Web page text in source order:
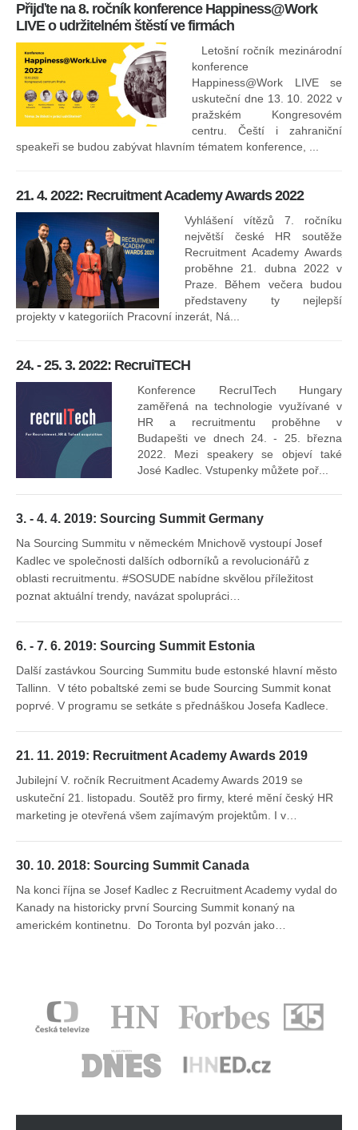
Přijďte na 8. ročník konference Happiness@Work
LIVE o udržitelném štěstí ve firmách
Letošní ročník mezinárodní
konference
Happiness@Work LIVE se
uskuteční dne 13. 10. 2022 v
pražském Kongresovém
centru. Čeští i zahraniční
speakeři se budou zabývat hlavním tématem konference, ...
21. 4. 2022: Recruitment Academy Awards 2022
Vyhlášení vítězů 7. ročníku
největší české HR soutěže
Recruitment Academy Awards
proběhne 21. dubna 2022 v
Praze. Během večera budou
představeny ty nejlepší
projekty v kategoriích Pracovní inzerát, Ná...
24. - 25. 3. 2022: RecruiTECH
Konference RecruITech Hungary
zaměřená na technologie využívané v
HR a recruitmentu proběhne v
Budapešti ve dnech 24. - 25. března
2022. Mezi speakery se objeví také
José Kadlec. Vstupenky můžete poř...
3. - 4. 4. 2019: Sourcing Summit Germany
Na Sourcing Summitu v německém Mnichově vystoupí Josef
Kadlec ve společnosti dalších odborníků a revolucionářů z
oblasti recruitmentu. #SOSUDE nabídne skvělou příležitost
poznat aktuální trendy, navázat spolupráci…
6. - 7. 6. 2019: Sourcing Summit Estonia
Další zastávkou Sourcing Summitu bude estonské hlavní město
Tallinn. V této pobaltské zemi se bude Sourcing Summit konat
poprvé. V programu se setkáte s přednáškou Josefa Kadlece.
21. 11. 2019: Recruitment Academy Awards 2019
Jubilejní V. ročník Recruitment Academy Awards 2019 se
uskuteční 21. listopadu. Soutěž pro firmy, které mění český HR
marketing je otevřená všem zajímavým projektům. I v…
30. 10. 2018: Sourcing Summit Canada
Na konci října se Josef Kadlec z Recruitment Academy vydal do
Kanady na historicky první Sourcing Summit konaný na
americkém kontinetnu. Do Toronta byl pozván jako…